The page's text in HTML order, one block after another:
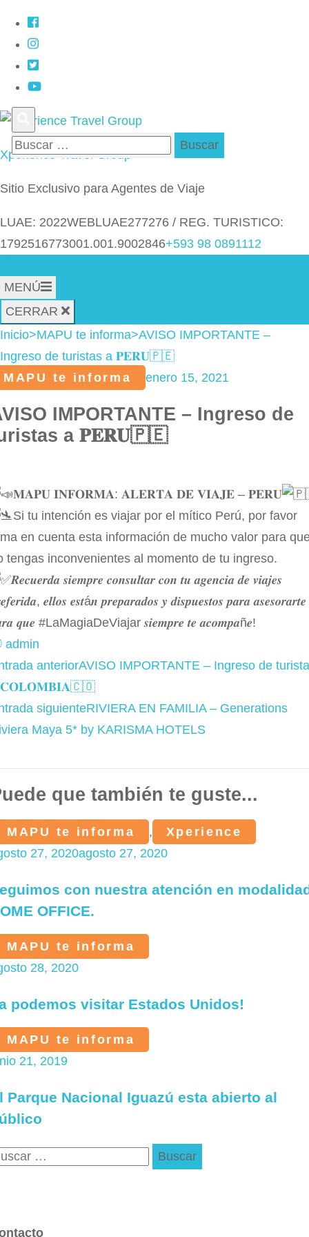
Saltar
contenido
(presiona
la
tecla
Intro)
Buscar:
Xperience Travel Group
Sitio Exclusivo para Agentes de Viaje
LUAE: 2022WEBLUAE277276 / REG. TURISTICO:
1792516773001.001.9002846+593 98 0891112
MENÚ
CERRAR
Inicio>MAPU te informa>AVISO IMPORTANTE –
Ingreso de turistas a 𝐏𝐄𝐑𝐔🇵🇪
MAPU te informa
enero 15, 2021
IMPORTANTE – Ingreso de
a 𝐏𝐄𝐑𝐔🇵🇪
𝐌𝐀𝐏𝐔 𝐈𝐍𝐅𝐎𝐑𝐌𝐀: 𝐀𝐋𝐄𝐑𝐓𝐀 𝐃𝐄 𝐕𝐈𝐀𝐉𝐄 – 𝐏𝐄𝐑𝐔
Si tu intención es viajar por el mítico Perú, por favor
en cuenta esta información de mucho valor para
tengas inconvenientes al momento de tu ingreso.
𝑹𝒆𝒄𝒖𝒆𝒓𝒅𝒂 𝒔𝒊𝒆𝒎𝒑𝒓𝒆 𝒄𝒐𝒏𝒔𝒖𝒍𝒕𝒂𝒓 𝒄𝒐𝒏 𝒕𝒖 𝒂𝒈𝒆𝒏𝒄𝒊𝒂 𝒅𝒆 𝒗𝒊𝒂𝒋𝒆𝒔
𝒆𝒍𝒍𝒐𝒔 𝒆𝒔𝒕á𝒏 𝒑𝒓𝒆𝒑𝒂𝒓𝒂𝒅𝒐𝒔 𝒚 𝒅𝒊𝒔𝒑𝒖𝒆𝒔𝒕𝒐𝒔 𝒑𝒂𝒓𝒂 𝒂𝒔𝒆𝒔𝒐𝒓𝒂𝒓𝒕𝒆
𝒒𝒖𝒆 #LaMagiaDeViajar 𝒔𝒊𝒆𝒎𝒑𝒓𝒆 𝒕𝒆 𝒂𝒄𝒐𝒎𝒑𝒂ñ𝒆!
admin
anteriorAVISO IMPORTANTE – Ingreso de
𝐂𝐎𝐋𝐎𝐌𝐁𝐈𝐀🇨🇴
siguienteRIVIERA EN FAMILIA – Generations
Maya 5* by KARISMA HOTELS
que también te guste...
MAPU te informa ,
Xperience
27, 2020agosto 27, 2020
con nuestra atención en
OFFICE.
MAPU te informa
28, 2020
podemos visitar Estados Unidos!
MAPU te informa
21, 2019
Parque Nacional Iguazú esta abierto al